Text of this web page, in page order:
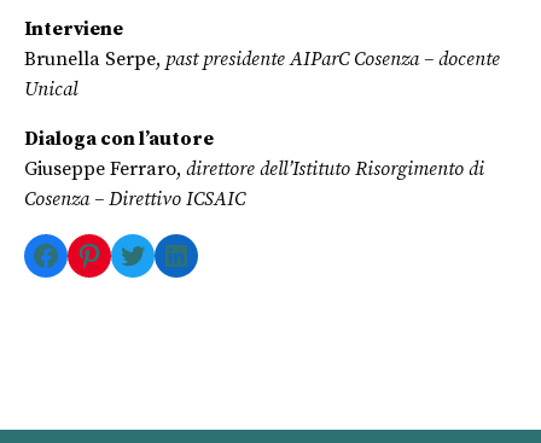
Interviene
Brunella Serpe, past presidente AIParC Cosenza – docente
Unical
Dialoga con l’autore
Giuseppe Ferraro, direttore dell’Istituto Risorgimento di
Cosenza – Direttivo ICSAIC
Facebook
Pinterest
TwitterLinkedIn